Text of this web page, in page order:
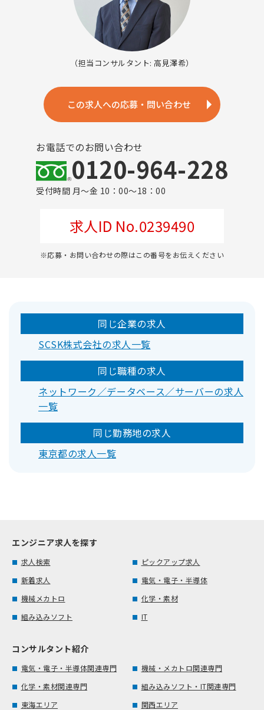
（担当コンサルタント: 高見澤希）
この求人への応募・問い合わせ
お電話でのお問い合わせ
0120-964-228
受付時間 月～金 10：00～18：00
求人ID No.0239490
※応募・お問い合わせの際はこの番号をお伝えください
同じ企業の求人
SCSK株式会社の求人一覧
同じ職種の求人
ネットワーク／データベース／サーバーの求人
一覧
同じ勤務地の求人
東京都の求人一覧
エンジニア求人を探す
求人検索
ピックアップ求人
新着求人
電気・電子・半導体
機械メカトロ
化学・素材
組み込みソフト
IT
コンサルタント紹介
電気・電子・半導体関連専門
機械・メカトロ関連専門
化学・素材関連専門
組み込みソフト・IT関連専門
東海エリア
関西エリア